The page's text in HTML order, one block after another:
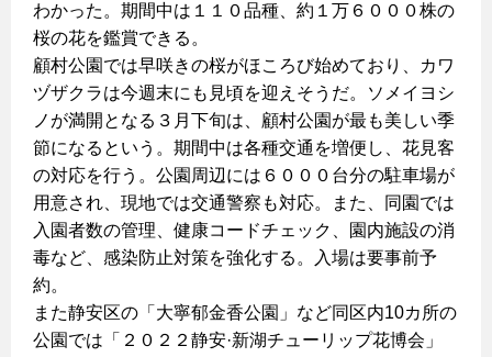
わかった。期間中は１１０品種、約１万６０００株の
桜の花を鑑賞できる。
顧村公園では早咲きの桜がほころび始めており、カワ
ヅザクラは今週末にも見頃を迎えそうだ。ソメイヨシ
ノが満開となる３月下旬は、顧村公園が最も美しい季
節になるという。期間中は各種交通を増便し、花見客
の対応を行う。公園周辺には６０００台分の駐車場が
用意され、現地では交通警察も対応。また、同園では
入園者数の管理、健康コードチェック、園内施設の消
毒など、感染防止対策を強化する。入場は要事前予
約。
また静安区の「大寧郁金香公園」など同区内10カ所の
公園では「２０２２静安·新湖チューリップ花博会」